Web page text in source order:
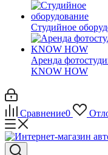
Студийное
Аренда
KNOW HOW
Сравнение0